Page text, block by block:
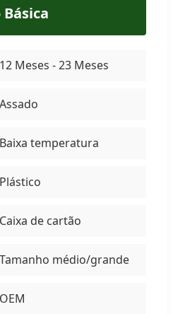
12 Meses - 23 Meses
Assado
Baixa temperatura
Plástico
Caixa de cartão
Tamanho médio/grande
OEM